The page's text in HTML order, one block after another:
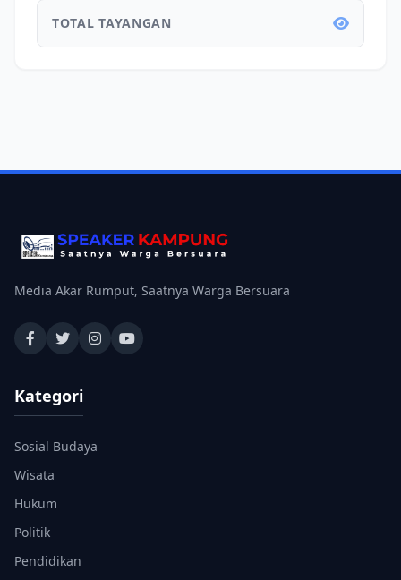
TOTAL TAYANGAN
Media Akar Rumput, Saatnya Warga Bersuara
Kategori
Sosial Budaya
Wisata
Hukum
Politik
Pendidikan